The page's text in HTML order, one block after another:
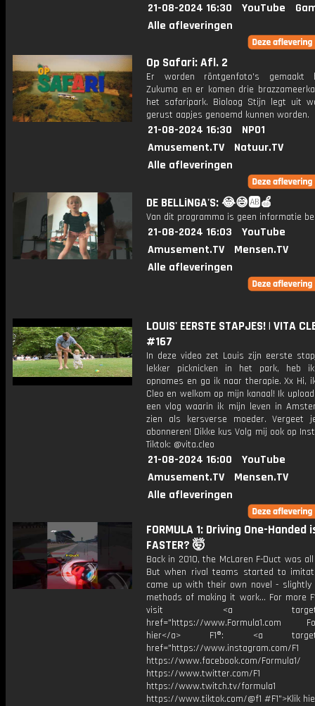
21-08-2024 16:30 YouTube
Alle afleveringen
Op Safari: Afl. 2
Er worden röntgenfoto's gemaakt
Zukuma en er komen drie
het safaripark. Bioloog Stijn legt uit
gerust aapjes genoemd kunnen worden.
21-08-2024 16:30
NPO1
Amusement.TV
Natuur.TV
Alle afleveringen
DE BELLiNGA'S: 😂😅🆎🍎
Van dit programma is geen informatie
21-08-2024 16:03
YouTube
Amusement.TV
Mensen.TV
Alle afleveringen
LOUIS' EERSTE STAPJES! | VITA
#167
In deze video zet Louis zijn eerste
lekker picknicken in het park, heb
opnames en ga ik naar therapie. Xx Hi,
Cleo en welkom op mijn kanaal! Ik
een vlog waarin ik mijn leven in
zien als kersverse moeder. Vergeet
abonneren! Dikke kus Volg mij ook op
Tiktok: @vita.cleo
21-08-2024 16:00
YouTube
Amusement.TV
Mensen.TV
Alle afleveringen
FORMULA 1: Driving One-Handed
FASTER? 🤯
Back in 2010, the McLaren F-Duct was
But when rival teams started to
came up with their own novel - slightly
methods of making it work... For more
visit <a
href="https://www.Formula1.com
hier</a> F1®: <a
href="https://www.instagram.com/F1
https://www.facebook.com/Formula1/
https://www.twitter.com/F1
https://www.twitch.tv/formula1
https://www.tiktok.com/@f1 #F1">Klik